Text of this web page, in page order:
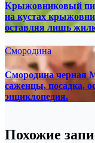
Крыжовниковый
на кустах
оставляя лишь
Смородина
Смородина черная
саженцы, посадка,
энциклопедия.
Похожие